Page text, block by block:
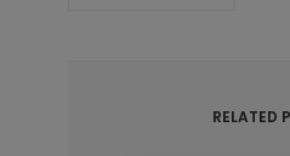
RELATED